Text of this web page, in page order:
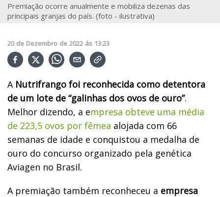
Premiação ocorre anualmente e mobiliza dezenas das
principais granjas do país. (foto - ilustrativa)
20 de Dezembro de 2022 ás 13:23
A Nutrifrango foi reconhecida como detentora
de um lote de “galinhas dos ovos de ouro”.
Melhor dizendo, a empresa obteve uma média
de 223,5 ovos por fêmea alojada com 66
semanas de idade e conquistou a medalha de
ouro do concurso organizado pela genética
Aviagen no Brasil.
A premiação também reconheceu a empresa